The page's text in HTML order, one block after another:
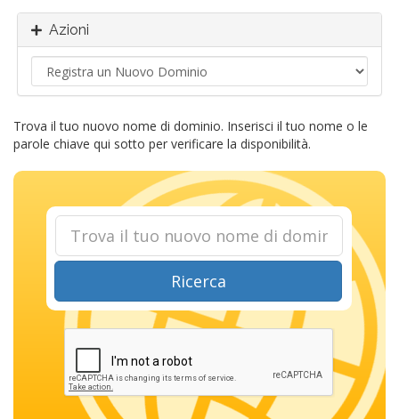
Azioni
Trova il tuo nuovo nome di dominio. Inserisci il tuo nome o le
parole chiave qui sotto per verificare la disponibilità.
Ricerca